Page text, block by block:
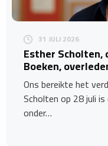
31 JULI 2026
Esther Scholten,
Boeken,
Ons bereikte het
Scholten op 28 juli
onder…